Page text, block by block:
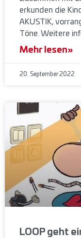
erkunden die
AKUSTIK,
Töne. Weitere
Mehr lesen»
20. September 2022
LOOP geht